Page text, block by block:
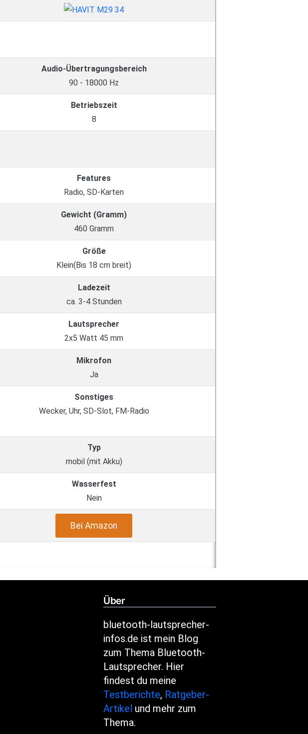
Audio-Übertragungsbereich
90 - 18000 Hz
Betriebszeit
8
Features
Radio, SD-Karten
Gewicht (Gramm)
460 Gramm
Größe
Klein(Bis 18 cm breit)
Ladezeit
ca. 3-4 Stunden
Lautsprecher
2x5 Watt 45 mm
Mikrofon
Ja
Sonstiges
Wecker, Uhr, SD-Slot, FM-Radio
Typ
mobil (mit Akku)
Wasserfest
Nein
Bei Amazon
Über
bluetooth-lautsprecher-
infos.de ist mein Blog
zum Thema Bluetooth-
Lautsprecher. Hier
findest du meine
Testberichte, Ratgeber-
Artikel und mehr zum
Thema.